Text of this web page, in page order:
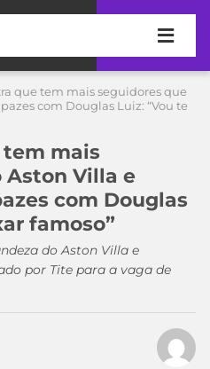
que tem mais seguidores que
com Douglas Luiz: “Vou te
mais
Aston Villa e
com Douglas
famoso”
do Aston Villa e
por Tite para a vaga de